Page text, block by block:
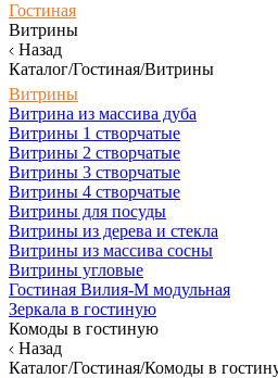
Гостиная
Витрины
Назад
Каталог/Гостиная/Витрины
Витрины
Витрина из массива дуба
Витрины 1 створчатые
Витрины 2 створчатые
Витрины 3 створчатые
Витрины 4 створчатые
Витрины для посуды
Витрины из дерева и стекла
Витрины из массива сосны
Витрины угловые
Гостиная Вилия-М модульная
Зеркала в гостиную
Комоды в гостиную
Назад
Каталог/Гостиная/Комоды в